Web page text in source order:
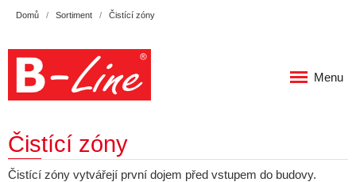
Domů Sortiment Čistící zóny
Menu
Čistící zóny
Čistící zóny vytvářejí první dojem před vstupem do budovy.